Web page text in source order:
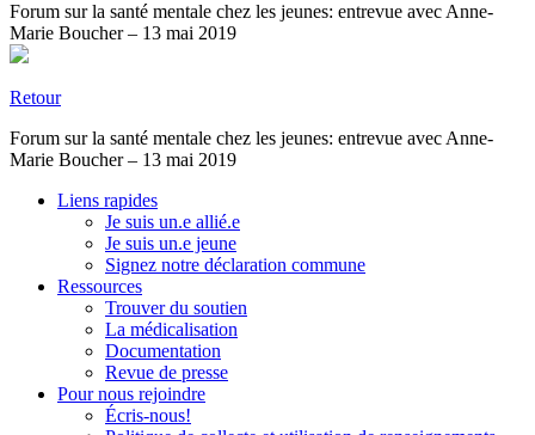
Forum sur la santé mentale chez les jeunes: entrevue avec Anne-
Marie Boucher – 13 mai 2019
Retour
Forum sur la santé mentale chez les jeunes: entrevue avec Anne-
Marie Boucher – 13 mai 2019
Liens rapides
Je suis un.e allié.e
Je suis un.e jeune
Signez notre déclaration commune
Ressources
Trouver du soutien
La médicalisation
Documentation
Revue de presse
Pour nous rejoindre
Écris-nous!